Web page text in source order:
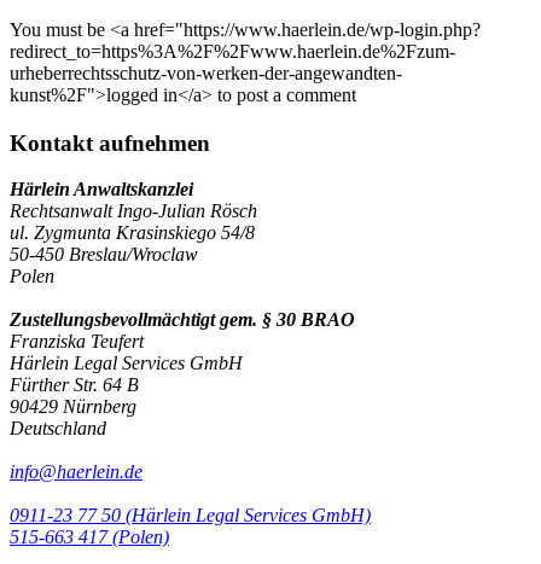
You must be <a href="https://www.haerlein.de/wp-login.php?
redirect_to=https%3A%2F%2Fwww.haerlein.de%2Fzum-
urheberrechtsschutz-von-werken-der-angewandten-
kunst%2F">logged in</a> to post a comment
Kontakt aufnehmen
Härlein Anwaltskanzlei
Rechtsanwalt Ingo-Julian Rösch
ul. Zygmunta Krasinskiego 54/8
50-450 Breslau/Wroclaw
Polen
Zustellungsbevollmächtigt gem. § 30 BRAO
Franziska Teufert
Härlein Legal Services GmbH
Fürther Str. 64 B
90429 Nürnberg
Deutschland
info@haerlein.de
0911-23 77 50 (Härlein Legal Services GmbH)
‭515-663 417 (Polen)‬‬‬